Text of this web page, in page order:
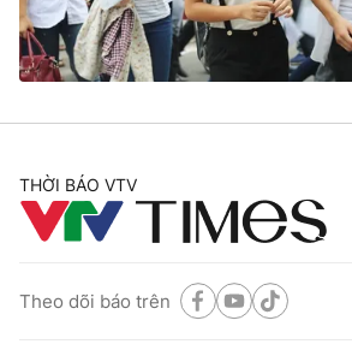
Thế giới đó đây
Câu chuyện quốc tế
Tài chính
Thị trường
Góc doanh nghiệp
Dữ liệu và đời sống
Truyền hình
Phim VTV
Hậu trường
Giải trí
Điện ảnh
Âm nhạc
Du lịch
THỜI BÁO VTV
Theo dõi báo trên